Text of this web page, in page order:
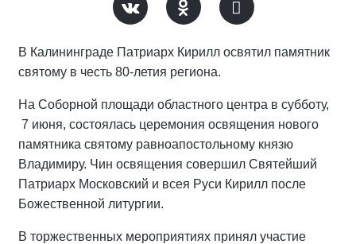
В Калининграде Патриарх Кирилл освятил памятник
святому в честь 80-летия региона.
На Соборной площади областного центра в субботу,
7 июня, состоялась церемония освящения нового
памятника святому равноапостольному князю
Владимиру. Чин освящения совершил Святейший
Патриарх Московский и всея Руси Кирилл после
Божественной литургии.
В торжественных мероприятиях принял участие